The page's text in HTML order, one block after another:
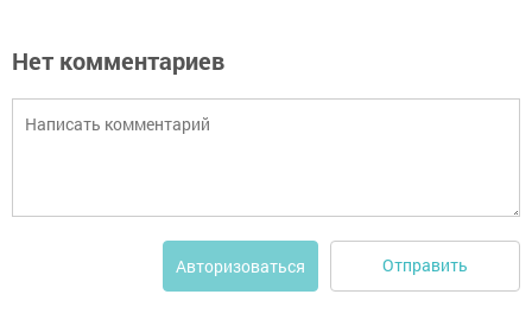
Нет комментариев
Авторизоваться Отправить